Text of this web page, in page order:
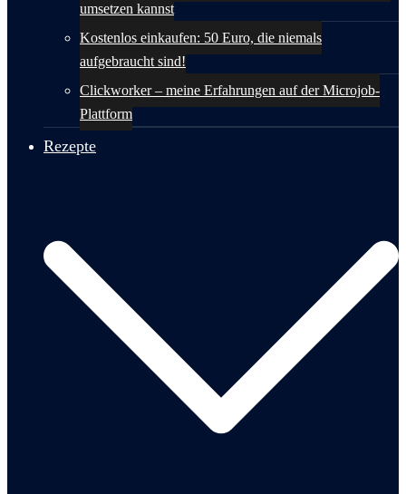
umsetzen kannst
Kostenlos einkaufen: 50 Euro, die niemals
aufgebraucht sind!
Clickworker – meine Erfahrungen auf der Microjob-
Plattform
Rezepte